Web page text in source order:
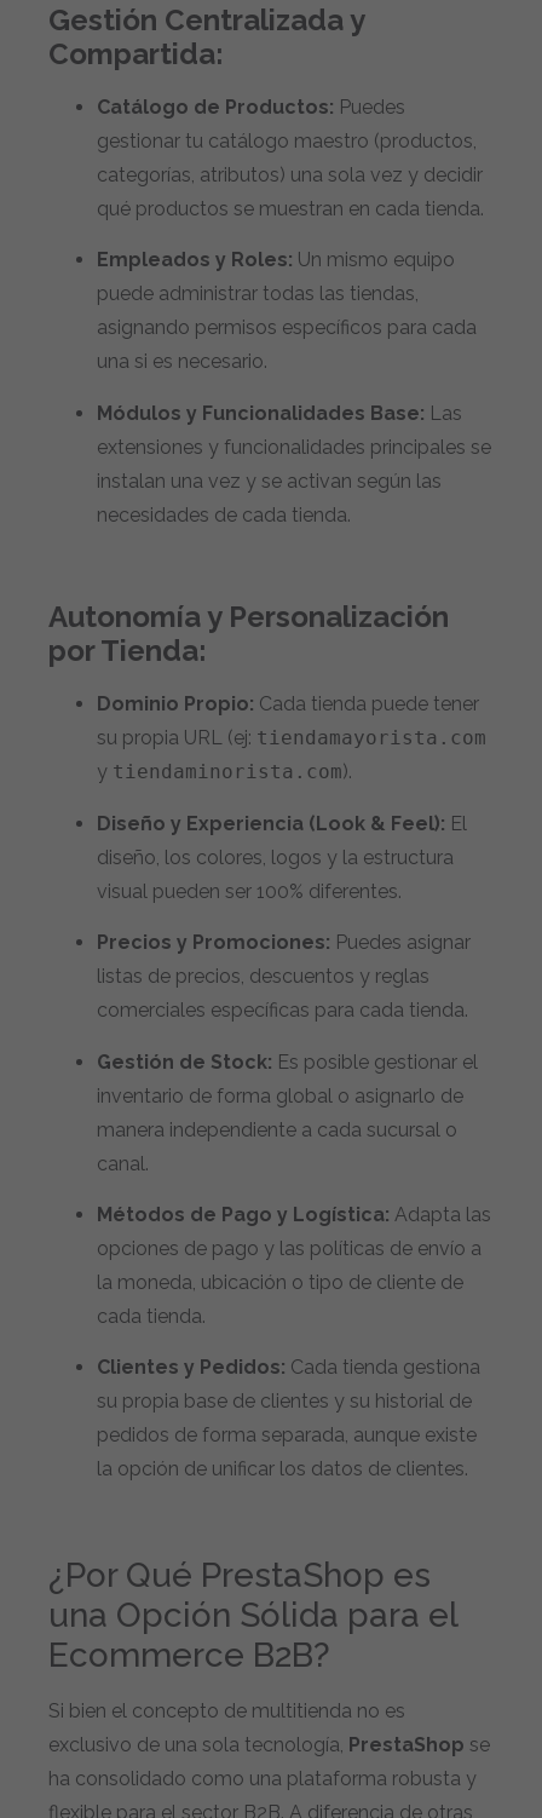
Gestión Centralizada y
Compartida:
Catálogo de Productos: Puedes
gestionar tu catálogo maestro (productos,
categorías, atributos) una sola vez y decidir
qué productos se muestran en cada tienda.
Empleados y Roles: Un mismo equipo
puede administrar todas las tiendas,
asignando permisos específicos para cada
una si es necesario.
Módulos y Funcionalidades Base: Las
extensiones y funcionalidades principales se
instalan una vez y se activan según las
necesidades de cada tienda.
Autonomía y Personalización
por Tienda:
Dominio Propio: Cada tienda puede tener
su propia URL (ej: tiendamayorista.com
y tiendaminorista.com).
Diseño y Experiencia (Look & Feel): El
diseño, los colores, logos y la estructura
visual pueden ser 100% diferentes.
Precios y Promociones: Puedes asignar
listas de precios, descuentos y reglas
comerciales específicas para cada tienda.
Gestión de Stock: Es posible gestionar el
inventario de forma global o asignarlo de
manera independiente a cada sucursal o
canal.
Métodos de Pago y Logística: Adapta las
opciones de pago y las políticas de envío a
la moneda, ubicación o tipo de cliente de
cada tienda.
Clientes y Pedidos: Cada tienda gestiona
su propia base de clientes y su historial de
pedidos de forma separada, aunque existe
la opción de unificar los datos de clientes.
¿Por Qué PrestaShop es
una Opción Sólida para el
Ecommerce B2B?
Si bien el concepto de multitienda no es
exclusivo de una sola tecnología, PrestaShop se
ha consolidado como una plataforma robusta y
flexible para el sector B2B. A diferencia de otras